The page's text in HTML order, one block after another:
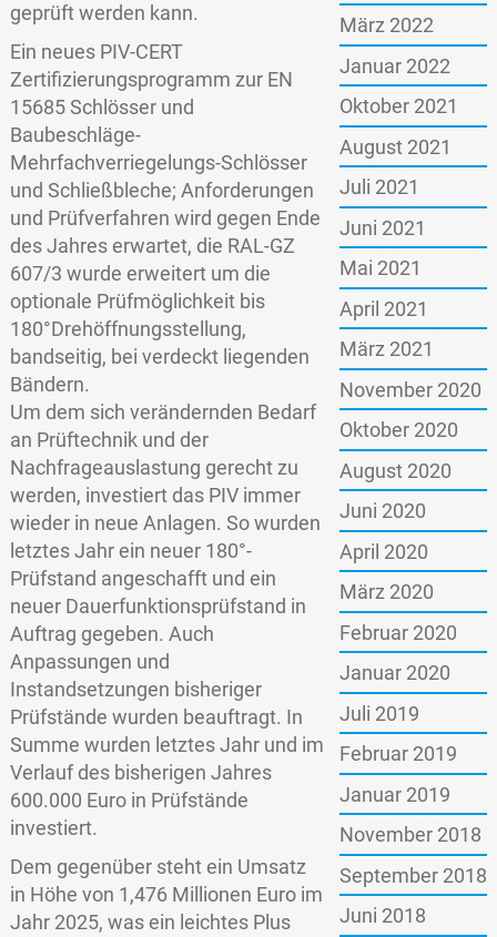
geprüft werden kann.
Ein neues PIV-CERT
Zertifizierungsprogramm zur EN
15685 Schlösser und
Baubeschläge-
Mehrfachverriegelungs-Schlösser
und Schließbleche; Anforderungen
und Prüfverfahren wird gegen Ende
des Jahres erwartet, die RAL-GZ
607/3 wurde erweitert um die
optionale Prüfmöglichkeit bis
180°Drehöffnungsstellung,
bandseitig, bei verdeckt liegenden
Bändern.
Um dem sich verändernden Bedarf
an Prüftechnik und der
Nachfrageauslastung gerecht zu
werden, investiert das PIV immer
wieder in neue Anlagen. So wurden
letztes Jahr ein neuer 180°-
Prüfstand angeschafft und ein
neuer Dauerfunktionsprüfstand in
Auftrag gegeben. Auch
Anpassungen und
Instandsetzungen bisheriger
Prüfstände wurden beauftragt. In
Summe wurden letztes Jahr und im
Verlauf des bisherigen Jahres
600.000 Euro in Prüfstände
investiert.
Dem gegenüber steht ein Umsatz
in Höhe von 1,476 Millionen Euro im
Jahr 2025, was ein leichtes Plus
März 2022
Januar 2022
Oktober 2021
August 2021
Juli 2021
Juni 2021
Mai 2021
April 2021
März 2021
November 2020
Oktober 2020
August 2020
Juni 2020
April 2020
März 2020
Februar 2020
Januar 2020
Juli 2019
Februar 2019
Januar 2019
November 2018
September 2018
Juni 2018